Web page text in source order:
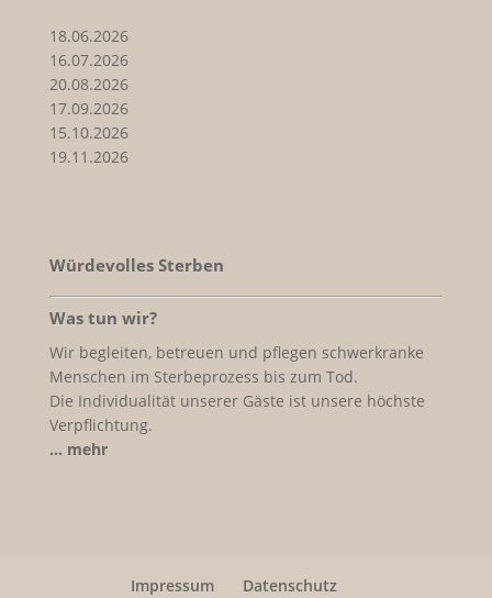
18.06.2026
16.07.2026
20.08.2026
17.09.2026
15.10.2026
19.11.2026
Würdevolles Sterben
Was tun wir?
Wir begleiten, betreuen und pflegen schwerkranke
Menschen im Sterbeprozess bis zum Tod.
Die Individualität unserer Gäste ist unsere höchste
Verpflichtung.
… mehr
Impressum Datenschutz